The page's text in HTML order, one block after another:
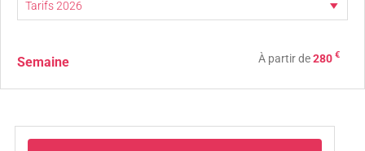
Semaine À partir de280 €